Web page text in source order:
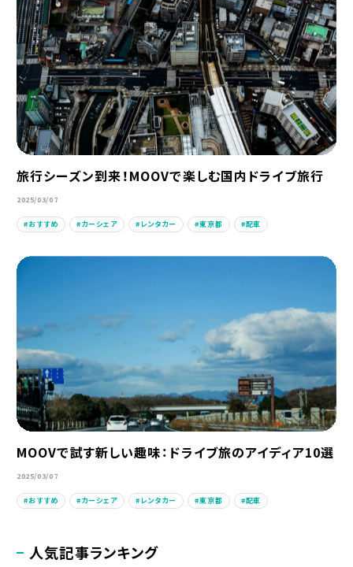
旅行シーズン到来！MOOVで楽しむ国内ドライブ旅行
2025/03/07
おすすめ カーシェア レンタカー 東京都 配車
MOOVで試す新しい趣味：ドライブ旅のアイディア10選
2025/03/07
おすすめ カーシェア レンタカー 東京都 配車
人気記事ランキング